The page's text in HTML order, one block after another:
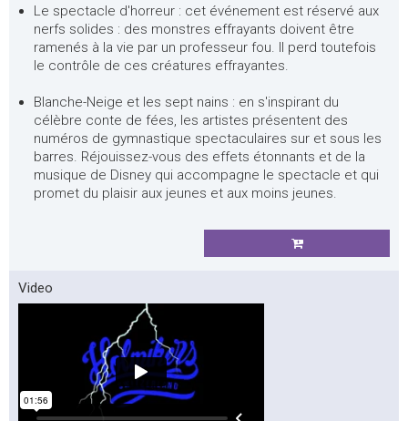
Le spectacle d'horreur : cet événement est réservé aux
nerfs solides : des monstres effrayants doivent être
ramenés à la vie par un professeur fou. Il perd toutefois
le contrôle de ces créatures effrayantes.
Blanche-Neige et les sept nains : en s'inspirant du
célèbre conte de fées, les artistes présentent des
numéros de gymnastique spectaculaires sur et sous les
barres. Réjouissez-vous des effets étonnants et de la
musique de Disney qui accompagne le spectacle et qui
promet du plaisir aux jeunes et aux moins jeunes.
Video